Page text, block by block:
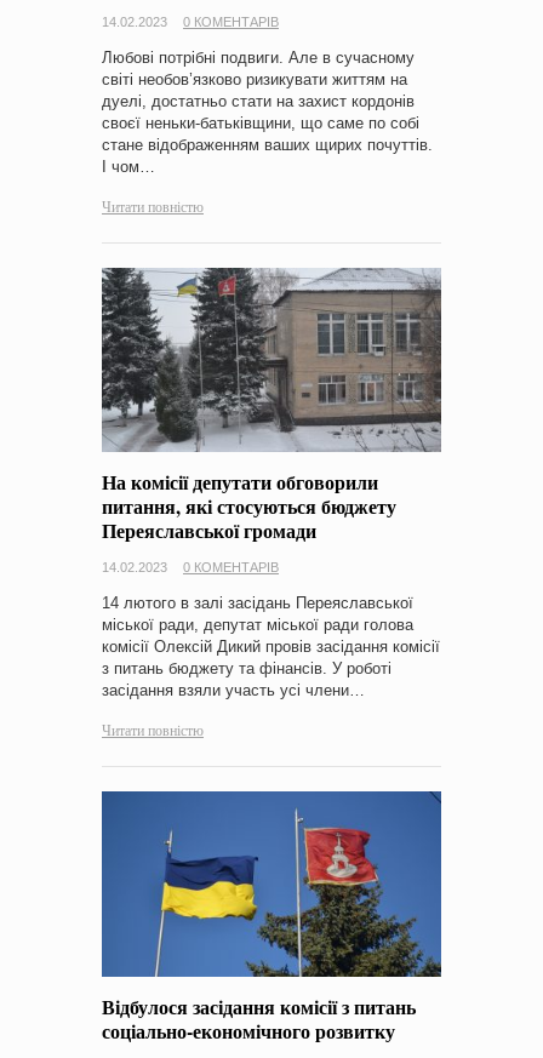
14.02.2023 0 КОМЕНТАРІВ
Любові потрібні подвиги. Але в сучасному
світі необов’язково ризикувати життям на
дуелі, достатньо стати на захист кордонів
своєї неньки-батьківщини, що саме по собі
стане відображенням ваших щирих почуттів.
І чом…
Читати повністю
На комісії депутати обговорили
питання, які стосуються бюджету
Переяславської громади
14.02.2023 0 КОМЕНТАРІВ
14 лютого в залі засідань Переяславської
міської ради, депутат міської ради голова
комісії Олексій Дикий провів засідання комісії
з питань бюджету та фінансів. У роботі
засідання взяли участь усі члени…
Читати повністю
Відбулося засідання комісії з питань
соціально-економічного розвитку